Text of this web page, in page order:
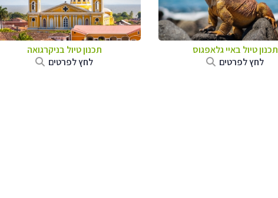
תכנון טיול באיי גלאפגוס
לחץ לפרטים
תכנון טיול בניקרגואה
לחץ לפרטים